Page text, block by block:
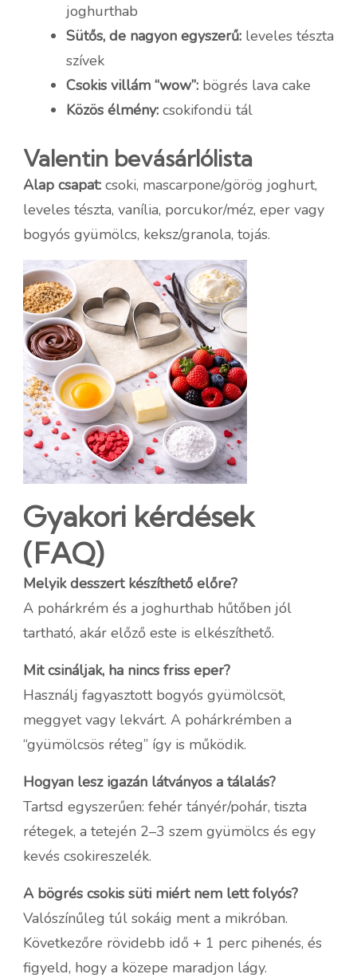
joghurthab
Sütős, de nagyon egyszerű: leveles tészta
szívek
Csokis villám “wow”: bögrés lava cake
Közös élmény: csokifondü tál
Valentin bevásárlólista
Alap csapat: csoki, mascarpone/görög joghurt,
leveles tészta, vanília, porcukor/méz, eper vagy
bogyós gyümölcs, keksz/granola, tojás.
Gyakori kérdések
(FAQ)
Melyik desszert készíthető előre?
A pohárkrém és a joghurthab hűtőben jól
tartható, akár előző este is elkészíthető.
Mit csináljak, ha nincs friss eper?
Használj fagyasztott bogyós gyümölcsöt,
meggyet vagy lekvárt. A pohárkrémben a
“gyümölcsös réteg” így is működik.
Hogyan lesz igazán látványos a tálalás?
Tartsd egyszerűen: fehér tányér/pohár, tiszta
rétegek, a tetején 2–3 szem gyümölcs és egy
kevés csokireszelék.
A bögrés csokis süti miért nem lett folyós?
Valószínűleg túl sokáig ment a mikróban.
Következőre rövidebb idő + 1 perc pihenés, és
figyeld, hogy a közepe maradjon lágy.